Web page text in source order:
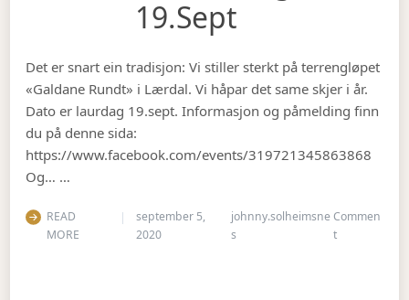
19.sept
Det er snart ein tradisjon: Vi stiller sterkt på terrengløpet
«Galdane Rundt» i Lærdal. Vi håpar det same skjer i år.
Dato er laurdag 19.sept. Informasjon og påmelding finn
du på denne sida:
https://www.facebook.com/events/319721345863868
Og… …
READ
MORE
september 5,
2020
johnny.solheimsne
s
Commen
ton Gubbetur